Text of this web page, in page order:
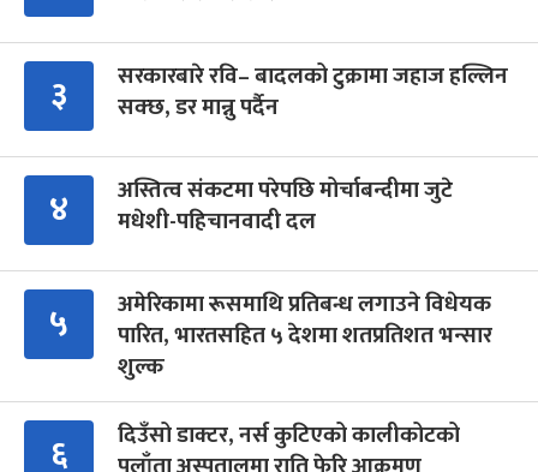
३
सरकारबारे रवि– बादलको टुक्रामा जहाज हल्लिन
सक्छ, डर मान्नु पर्दैन
४
अस्तित्व संकटमा परेपछि मोर्चाबन्दीमा जुटे
मधेशी-पहिचानवादी दल
५
अमेरिकामा रूसमाथि प्रतिबन्ध लगाउने विधेयक
पारित, भारतसहित ५ देशमा शतप्रतिशत भन्सार
शुल्क
६
दिउँसो डाक्टर, नर्स कुटिएको कालीकोटको